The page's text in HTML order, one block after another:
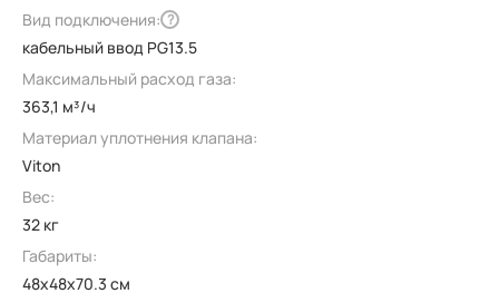
Вид подключения: ?
кабельный ввод PG13.5
Максимальный расход газа:
363,1 м³/ч
Материал уплотнения клапана:
Viton
Вес:
32 кг
Габариты:
48x48x70.3 см